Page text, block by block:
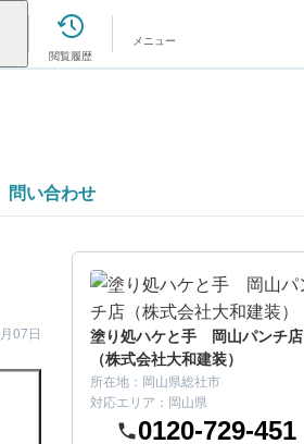
閲覧履歴
メニュー
問い合わせ
07日
塗り処ハケと手 岡山パンチ店
（株式会社大和建装）
所在地： 岡山県総社市
対応エリア： 岡山県
0120-729-451